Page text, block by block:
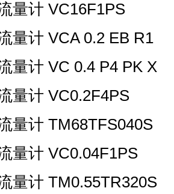
量计 VC16F1PS
量计 VCA 0.2 EB R1
量计 VC 0.4 P4 PK X
量计 VC0.2F4PS
量计 TM68TFS040S
量计 VC0.04F1PS
量计 TM0.55TR320S